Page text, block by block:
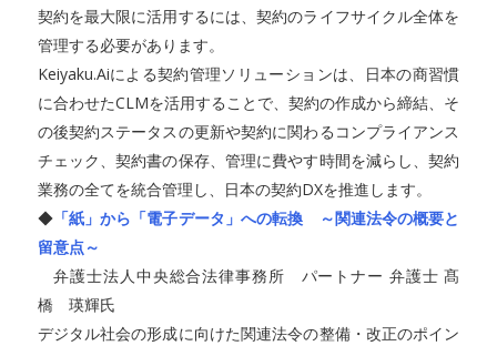
契約を最大限に活用するには、契約のライフサイクル全体を
管理する必要があります。
Keiyaku.Aiによる契約管理ソリューションは、日本の商習慣
に合わせたCLMを活用することで、契約の作成から締結、そ
の後契約ステータスの更新や契約に関わるコンプライアンス
チェック、契約書の保存、管理に費やす時間を減らし、契約
業務の全てを統合管理し、日本の契約DXを推進します。
◆「紙」から「電子データ」への転換 ～関連法令の概要と
留意点～
弁護士法人中央総合法律事務所 パートナー 弁護士 髙
橋 瑛輝氏
デジタル社会の形成に向けた関連法令の整備・改正のポイン